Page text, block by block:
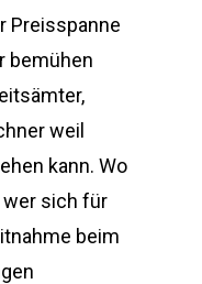
Preisspanne
bemühen
weil
kann. Wo
wer sich für
beim